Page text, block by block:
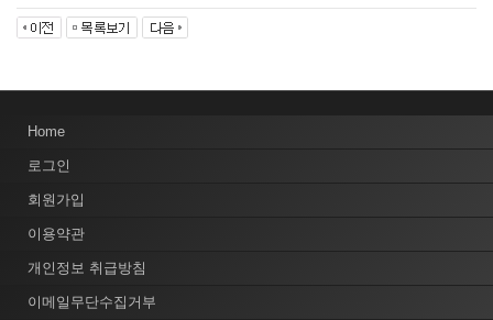
Home
로그인
회원가입
이용약관
개인정보 취급방침
이메일무단수집거부